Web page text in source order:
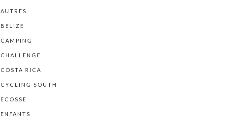
AUTRES
BELIZE
CAMPING
CHALLENGE
COSTA RICA
CYCLING SOUTH
ECOSSE
ENFANTS